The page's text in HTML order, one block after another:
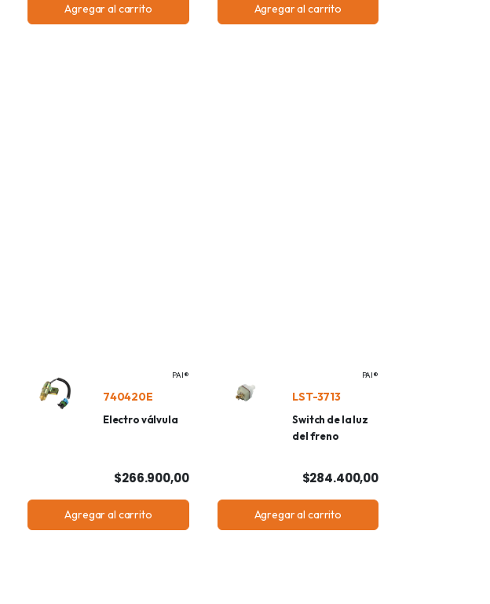
Agregar al carrito Agregar al carrito
PAI®
740420E
Electro válvula
$266.900,00
Agregar al carrito
PAI®
LST-3713
Switch de la luz
del freno
$284.400,00
Agregar al carrito